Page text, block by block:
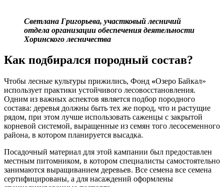
Светлана Григорьева, участковый лесничий
отдела организации обеспечения деятельности
Хоринского лесничества
Как подбирался породный состав?
Чтобы лесные культуры прижились, Фонд «Озеро Байкал»
использует практики устойчивого лесовосстановления.
Одним из важных аспектов является подбор породного
состава: деревья должны быть тех же пород, что и растущие
рядом, при этом лучше использовать саженцы с закрытой
корневой системой, выращенные из семян того лесосеменного
района, в котором планируется высадка.
Посадочный материал для этой кампании был предоставлен
местным питомником, в котором специалисты самостоятельно
занимаются выращиванием деревьев. Все семена все семена
сертифицированы, а для насаждений оформлены